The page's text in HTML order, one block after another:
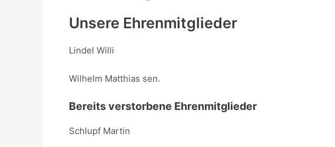
Unsere Ehrenmitglieder
Lindel Willi
Wilhelm Matthias sen.
Bereits verstorbene Ehrenmitglieder
Schlupf Martin